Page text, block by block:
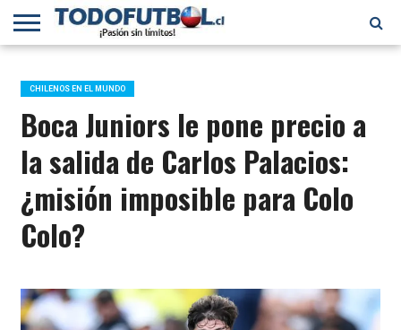
PRIMERA
B
SELECCIÓN
CHILENA
CHILENOS
EN EL
MUNDO
FÚTBOL
INTERNACIONAL
CHILENOS EN EL MUNDO
Boca Juniors le pone precio a
la salida de Carlos Palacios:
¿misión imposible para Colo
Colo?